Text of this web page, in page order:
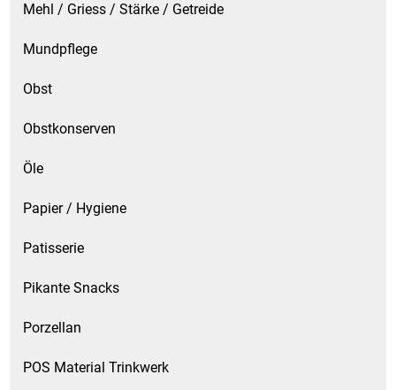
Mehl / Griess / Stärke / Getreide
Mundpflege
Obst
Obstkonserven
Öle
Papier / Hygiene
Patisserie
Pikante Snacks
Porzellan
POS Material Trinkwerk